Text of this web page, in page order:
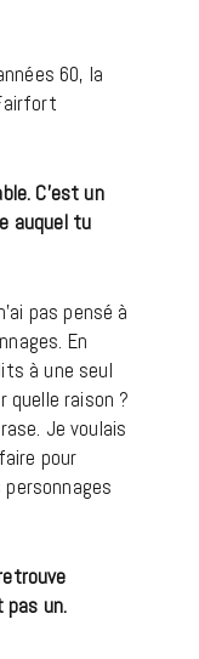
60, la
C’est un
auquel tu
pas pensé à
En
à une seul
quelle raison ?
Je voulais
pour
pas un.
ET INTERVIEWS
se met au vert sur
de Gorillaz
JUIN 2026